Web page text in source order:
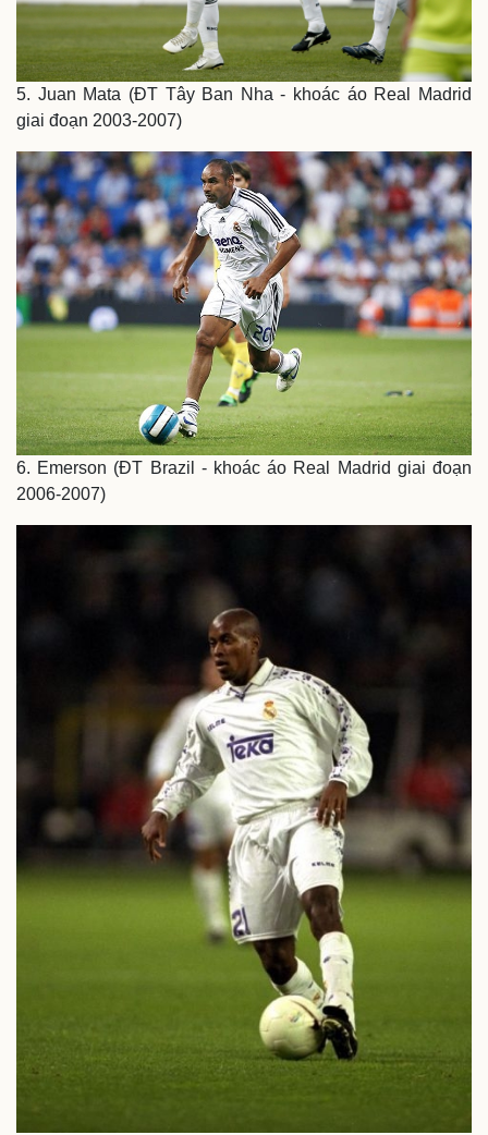
Tin nóng
Tư vấn luật
Việt Nam
Phân tích
Lịch thi đấu bóng đá
Thế giới thể thao
Ô tô - Xe máy
Ô tô
Xe máy
Tư vấn
5. Juan Mata (ĐT Tây Ban Nha - khoác áo Real Madrid
giai đoạn 2003-2007)
6. Emerson (ĐT Brazil - khoác áo Real Madrid giai đoạn
2006-2007)